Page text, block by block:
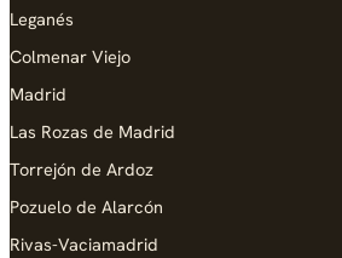
Leganés
Colmenar Viejo
Madrid
Las Rozas de Madrid
Torrejón de Ardoz
Pozuelo de Alarcón
Rivas-Vaciamadrid